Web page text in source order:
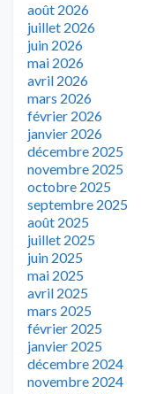
août 2026
juillet 2026
juin 2026
mai 2026
avril 2026
mars 2026
février 2026
janvier 2026
décembre 2025
novembre 2025
octobre 2025
septembre 2025
août 2025
juillet 2025
juin 2025
mai 2025
avril 2025
mars 2025
février 2025
janvier 2025
décembre 2024
novembre 2024